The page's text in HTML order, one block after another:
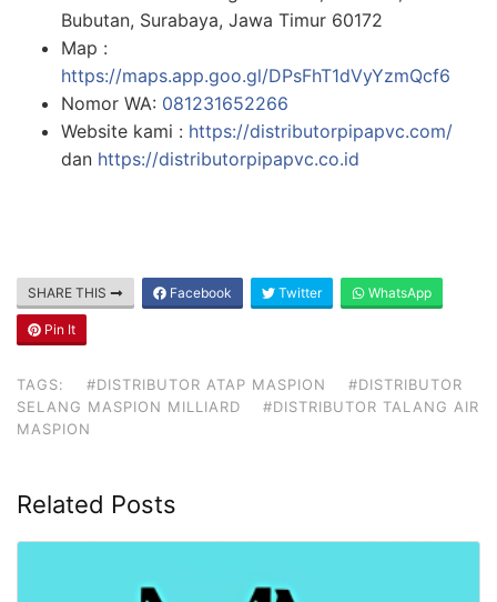
Bubutan, Surabaya, Jawa Timur 60172
Map :
https://maps.app.goo.gl/DPsFhT1dVyYzmQcf6
Nomor WA: 081231652266
Website kami : https://distributorpipapvc.com/
dan https://distributorpipapvc.co.id
SHARE THIS Facebook Twitter WhatsApp
Pin It
TAGS: #DISTRIBUTOR ATAP MASPION
#DISTRIBUTOR
SELANG MASPION MILLIARD
#DISTRIBUTOR TALANG AIR
MASPION
Related Posts